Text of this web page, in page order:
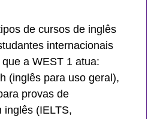
de cursos de inglês
internacionais
a WEST 1 atua:
(inglês para uso geral),
provas de
inglês (IELTS,